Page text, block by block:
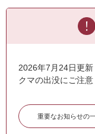
2026年7月24日更新
クマの出没にご注
重要なお知らせの